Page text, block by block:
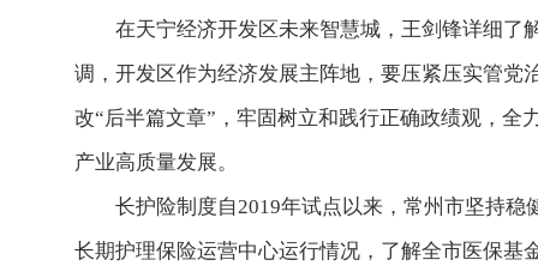
在天宁经济开发区未来智慧城，王剑锋详细了
调，开发区作为经济发展主阵地，要压紧压实管
改“后半篇文章”，牢固树立和践行正确政绩观，
产业高质量发展。
长护险制度自2019年试点以来，常州市坚持稳
长期护理保险运营中心运行情况，了解全市医保基